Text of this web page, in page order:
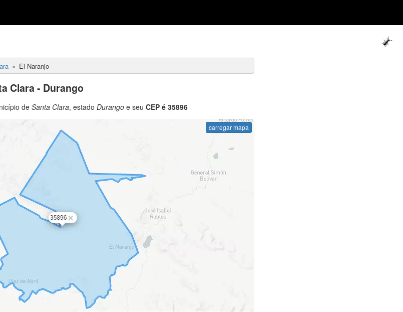
El Naranjo
Clara - Durango
de Santa Clara, estado Durango e seu CEP é 35896
carregar mapa